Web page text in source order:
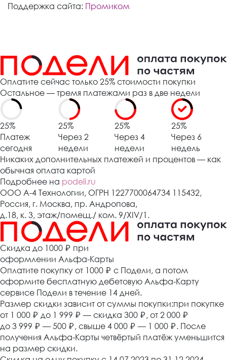
Поддержка сайта: Промиком
Оплатите сейчас только 25% стоимости покупки
Остальное — тремя платежами раз в две недели
25%
Платеж
сегодня
25%
Через 2
недели
25%
Через 4
недели
25%
Через 6
недель
Никаких дополнительных платежей и процентов — как
обычная оплата картой
Подробнее на podeli.ru
ООО А-4 Технологии, ОГРН 1227700064734 115432,
Россия, г. Москва, пр. Андропова,
д.18, к. 3, этаж/помещ./ ком. 9/XIV/1.
Cкидка до 1000 ₽ при
оформлении Альфа-Карты
Оплатите покупку от 1000 ₽ с Подели, а потом
оформите бесплатную дебетовую Альфа-Карту
сервисе Подели в течение 14 дней.
Размер скидки зависит от суммы покупки:при покупке
от 1 000 ₽ до 1 999 ₽ — скидка 300 ₽ , от 2 000 ₽
до 3 999 ₽ — 500 ₽ , свыше 4 000 ₽ — 1 000 ₽. После
получения Альфа-Карты четвёртый платёж уменьшится
на размер скидки.